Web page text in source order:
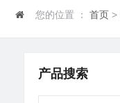
您的位置 ：首页 >
产品搜索